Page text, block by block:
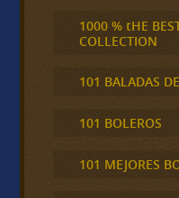
1000 % tHE
COLLECTION
101 BALADAS
101 BOLEROS
101 MEJORES